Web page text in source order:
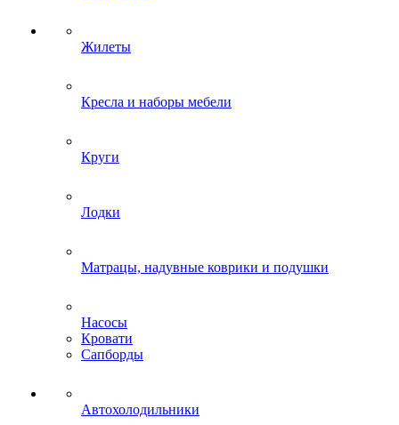
Жилеты
Кресла и наборы мебели
Круги
Лодки
Матрацы, надувные коврики и подушки
Насосы
Кровати
Сапборды
Автохолодильники